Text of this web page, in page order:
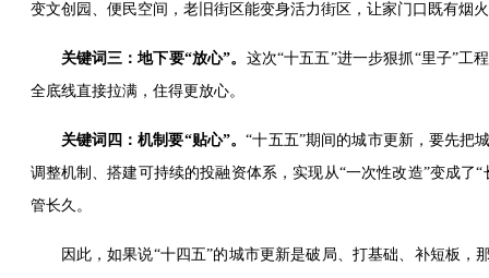
变文创园、便民空间，老旧街区能变身活力街区，让家门口既有烟
关键词三：地下要“放心”。 这次“十五五”进一步狠抓“里子”工
全底线直接拉满，住得更放心。
关键词四：机制要“贴心”。“十五五”期间的城市更新，要先把
调整机制、搭建可持续的投融资体系，实现从“一次性改造”变成
管长久。
因此，如果说“十四五”的城市更新是破局、打基础、补短板